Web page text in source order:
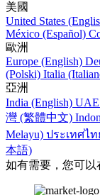
美國
United States
México (Español)
歐洲
Europe (English)
(Polski) Italia
亞洲
India (English)
灣 (繁體中文)
Melayu) ประเทศไ
本語)
如有需要，您可